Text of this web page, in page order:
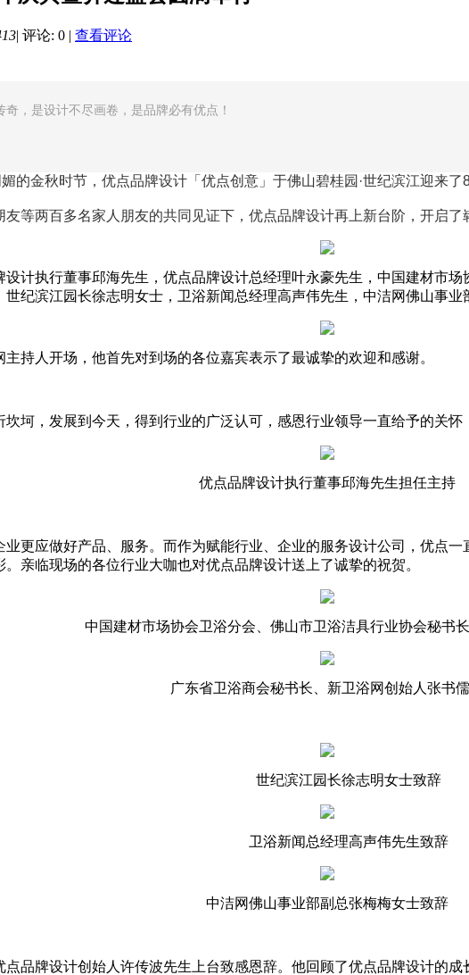
| 评论: 0 | 查看评论
，是设计不尽画卷，是品牌必有优点！
的金秋时节，优点品牌设计「优点创意」于佛山碧桂园·世纪滨江迎来了
等两百多名家人朋友的共同见证下，优点品牌设计再上新台阶，开启了
计执行董事邱海先生，优点品牌设计总经理叶永豪先生，中国建材市
纪滨江园长徐志明女士，卫浴新闻总经理高声伟先生，中洁网佛山事业
持人开场，他首先对到场的各位嘉宾表示了最诚挚的欢迎和感谢。
坷，发展到今天，得到行业的广泛认可，感恩行业领导一直给予的关
优点品牌设计执行董事邱海先生担任主持
更应做好产品、服务。而作为赋能行业、企业的服务设计公司，优点
亲临现场的各位行业大咖也对优点品牌设计送上了诚挚的祝贺。
中国建材市场协会卫浴分会、佛山市卫浴洁具行业协会秘书
广东省卫浴商会秘书长、新卫浴网创始人张书
世纪滨江园长徐志明女士致辞
卫浴新闻总经理高声伟先生致辞
中洁网佛山事业部副总张梅梅女士致辞
品牌设计创始人许传波先生上台致感恩辞。他回顾了优点品牌设计的